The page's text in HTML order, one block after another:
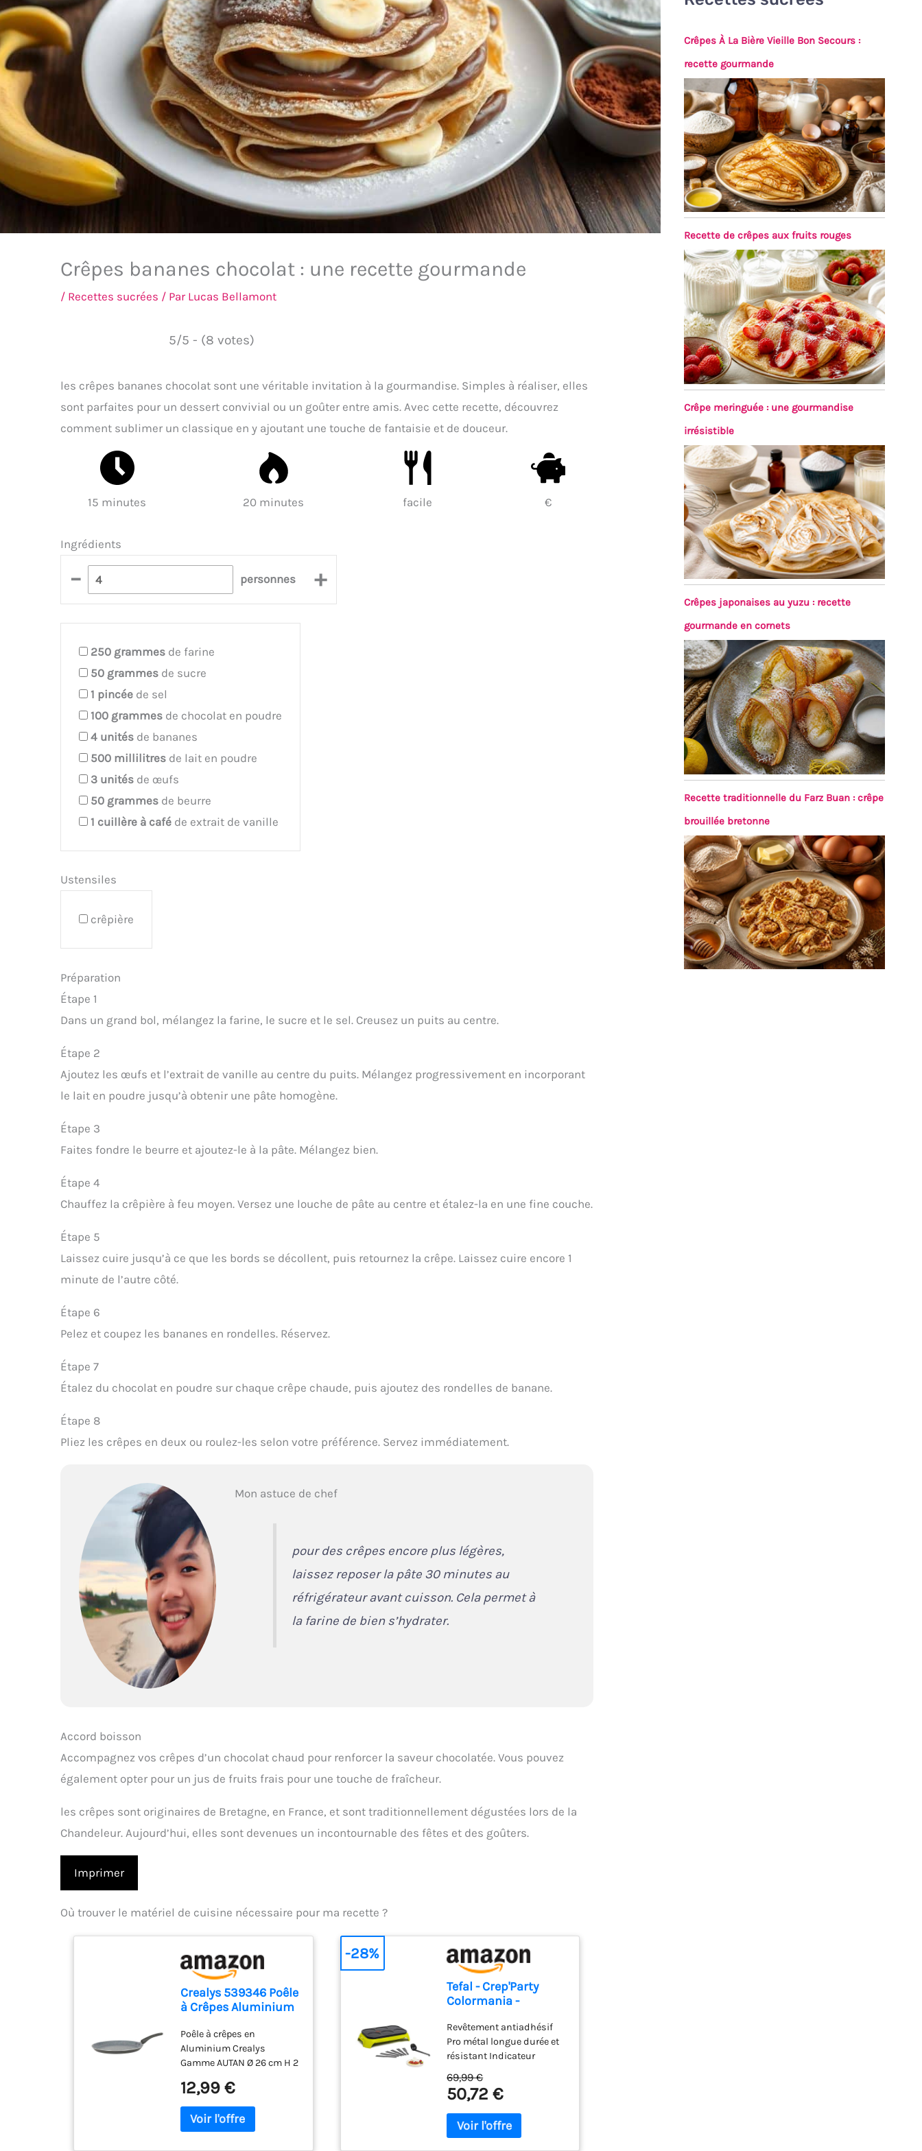
Crêpes bananes chocolat : une recette gourmande
/ Recettes sucrées / Par Lucas Bellamont
5/5 - (8 votes)
les crêpes bananes chocolat sont une véritable invitation à la gourmandise. Simples à réaliser, elles
sont parfaites pour un dessert convivial ou un goûter entre amis. Avec cette recette, découvrez
comment sublimer un classique en y ajoutant une touche de fantaisie et de douceur.
15 minutes 20 minutes facile €
Ingrédients
– personnes +
250 grammes de farine
50 grammes de sucre
1 pincée de sel
100 grammes de chocolat en poudre
4 unités de bananes
500 millilitres de lait en poudre
3 unités de œufs
50 grammes de beurre
1 cuillère à café de extrait de vanille
Ustensiles
crêpière
Préparation
Étape 1
Dans un grand bol, mélangez la farine, le sucre et le sel. Creusez un puits au centre.
Étape 2
Ajoutez les œufs et l’extrait de vanille au centre du puits. Mélangez progressivement en incorporant
le lait en poudre jusqu’à obtenir une pâte homogène.
Étape 3
Faites fondre le beurre et ajoutez-le à la pâte. Mélangez bien.
Étape 4
Chauffez la crêpière à feu moyen. Versez une louche de pâte au centre et étalez-la en une fine couche.
Étape 5
Laissez cuire jusqu’à ce que les bords se décollent, puis retournez la crêpe. Laissez cuire encore 1
minute de l’autre côté.
Étape 6
Pelez et coupez les bananes en rondelles. Réservez.
Étape 7
Étalez du chocolat en poudre sur chaque crêpe chaude, puis ajoutez des rondelles de banane.
Étape 8
Pliez les crêpes en deux ou roulez-les selon votre préférence. Servez immédiatement.
Mon astuce de chef
pour des crêpes encore plus légères,
laissez reposer la pâte 30 minutes au
réfrigérateur avant cuisson. Cela permet à
la farine de bien s’hydrater.
Accord boisson
Accompagnez vos crêpes d’un chocolat chaud pour renforcer la saveur chocolatée. Vous pouvez
également opter pour un jus de fruits frais pour une touche de fraîcheur.
les crêpes sont originaires de Bretagne, en France, et sont traditionnellement dégustées lors de la
Chandeleur. Aujourd’hui, elles sont devenues un incontournable des fêtes et des goûters.
Imprimer
Où trouver le matériel de cuisine nécessaire pour ma recette ?
Crealys 539346 Poêle
à Crêpes Aluminium
Revêtement
Antiadhésif Sain en
Céramique effet
pierre - Crêpière
Coloris Gris - Manche
thermorésistant
silicone - Tous feux
dont induction
Poêle à crêpes en
Aluminium Crealys
Gamme AUTAN Ø 26 cm H 2
Antiadhésif Sain en
Céramique effet pierre -
Coloris Gris Clair Cette
Crêpière est certifiée tous
12,99 €
Tefal - Crep'Party
Colormania -
6 personnes
Revêtement antiadhésif
Pro métal longue durée et
résistant Indicateur
cuisson idéale Contour
thermoplastique pour une
utilisation sécurisée
Réparabilité15 ans,
69,99 €
50,72 €
-28%
Crêpes À La Bière Vieille Bon Secours :
recette gourmande
Recette de crêpes aux fruits rouges
Crêpe meringuée : une gourmandise
irrésistible
Crêpes japonaises au yuzu : recette
gourmande en cornets
Recette traditionnelle du Farz Buan : crêpe
brouillée bretonne